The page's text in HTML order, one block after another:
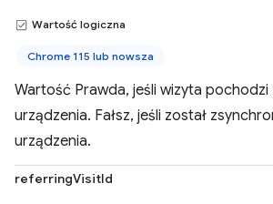
Wartość logiczna
Chrome 115 lub nowsza
Wartość Prawda, jeśli wizyta pochodzi
urządzenia. Fałsz, jeśli został
urządzenia.
referringVisitId